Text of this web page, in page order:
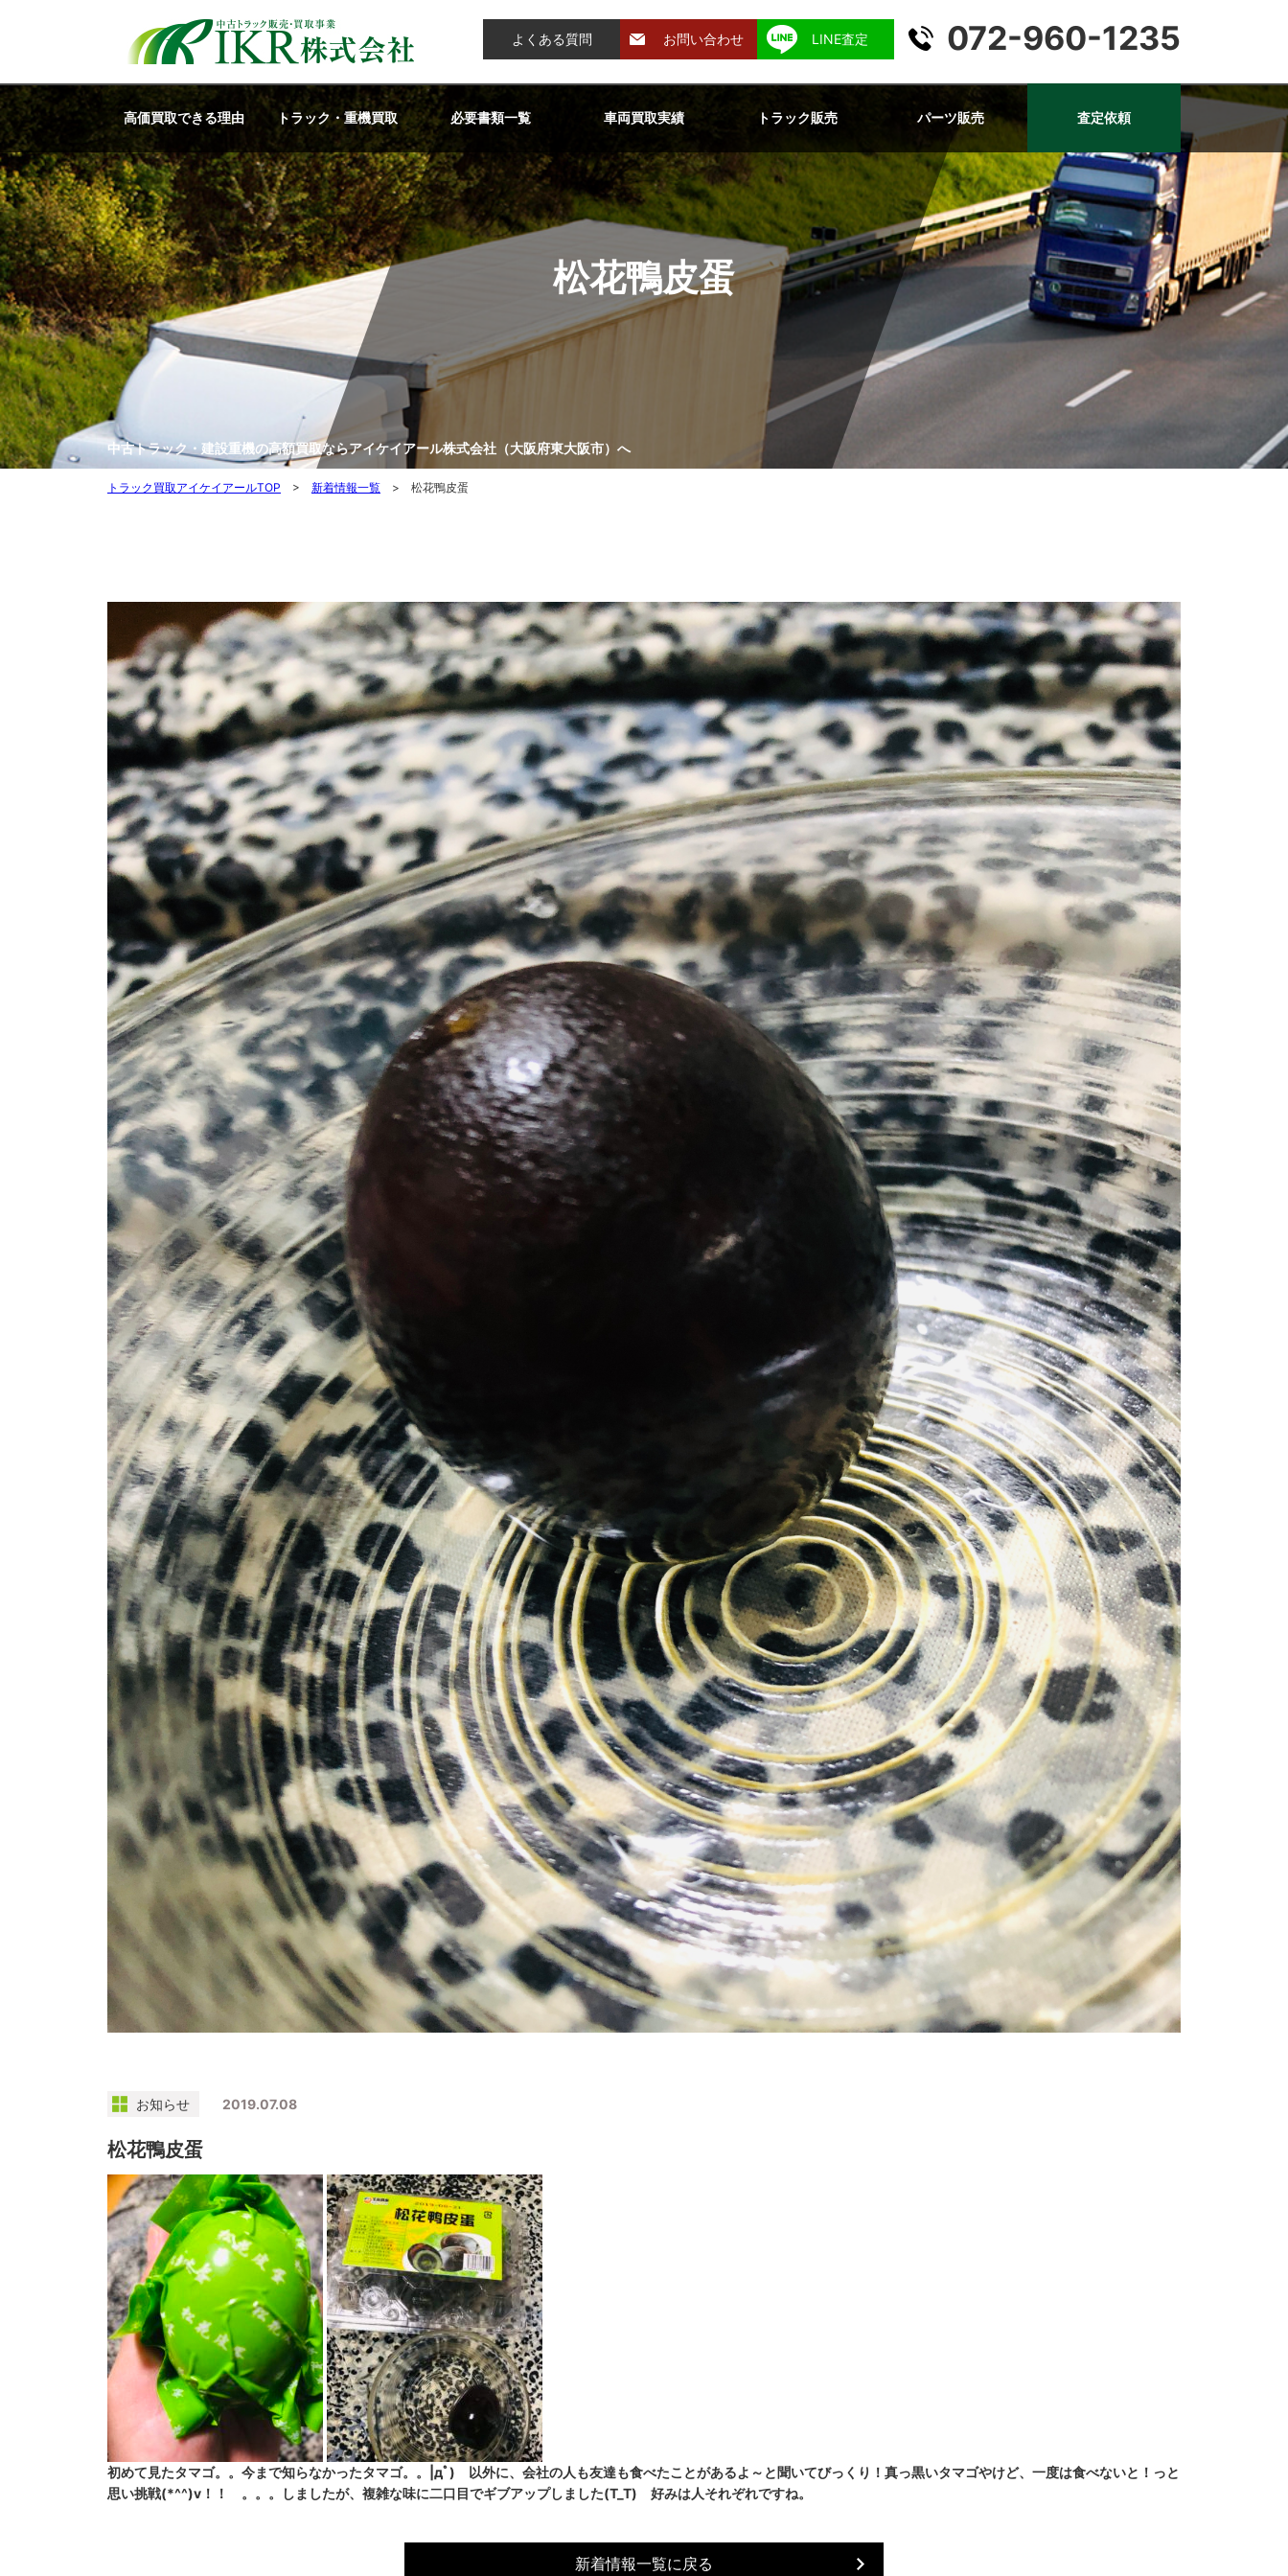
よくある質問 お問い合わせ LINE査定 072-960-1235
高価買取できる理由 トラック・重機買取 必要書類一覧 車両買取実績 トラック販売 パーツ販売 査定依頼
松花鴨皮蛋
中古トラック・建設重機の高額買取ならアイケイアール株式会社（大阪府東大阪市）へ
トラック買取アイケイアールTOP > 新着情報一覧 > 松花鴨皮蛋
お知らせ 2019.07.08
松花鴨皮蛋
初めて見たタマゴ。。今まで知らなかったタマゴ。。|дﾟ) 以外に、会社の人も友達も食べたことがあるよ～と聞いてびっくり！真っ黒いタマゴやけど、一度は食べないと！っと
思い挑戦(*^^)v！！ 。。。しましたが、複雑な味に二口目でギブアップしました(T_T) 好みは人それぞれですね。
新着情報一覧に戻る